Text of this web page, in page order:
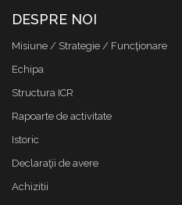
DESPRE NOI
Misiune / Strategie / Funcţionare
Echipa
Structura ICR
Rapoarte de activitate
Istoric
Declaraţii de avere
Achizitii